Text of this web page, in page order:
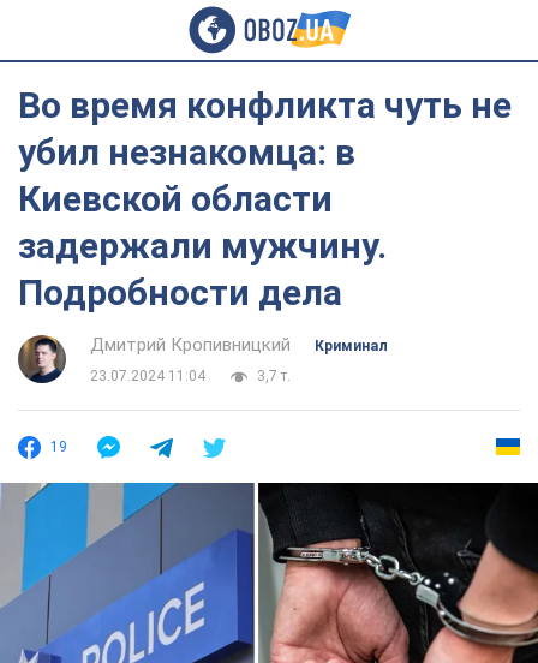
Во время конфликта чуть не
убил незнакомца: в
Киевской области
задержали мужчину.
Подробности дела
Дмитрий Кропивницкий
Криминал
23.07.2024 11:04
3,7 т.
19